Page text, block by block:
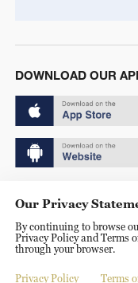
DOWNLOAD OUR
京ICP备20000184号
京公网安备
Disinformation report
Our Privacy
By continuing to browse
Privacy Policy and Terms
through your browser.
Privacy Policy Terms